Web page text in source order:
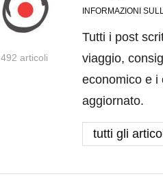
492 articoli
INFORMAZIONI
Tutti i post
viaggio,
economico e i
aggiornato.
tutti gli